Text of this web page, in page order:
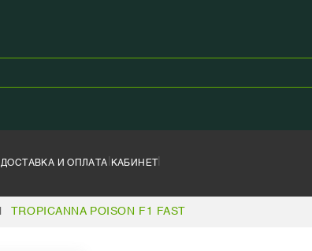
|ДОСТАВКА И ОПЛАТА КАБИНЕТ |
TROPICANNA POISON F1 FAST